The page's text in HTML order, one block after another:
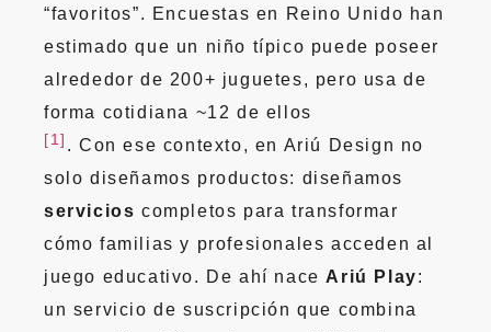
“favoritos”. Encuestas en Reino Unido han
estimado que un niño típico puede poseer
alrededor de 200+ juguetes, pero usa de
forma cotidiana ~12 de ellos
[1] . Con ese contexto, en Ariú Design no
solo diseñamos productos: diseñamos
servicios completos para transformar
cómo familias y profesionales acceden al
juego educativo. De ahí nace Ariú Play:
un servicio de suscripción que combina